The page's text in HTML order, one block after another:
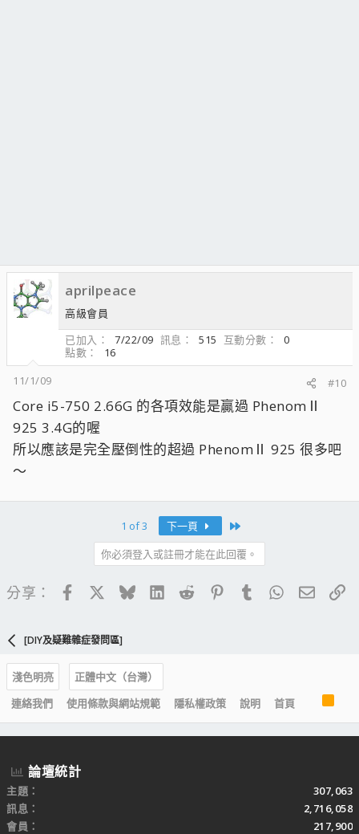
aprilpeace
高級會員
已加入
7/22/09 訊息 515 互動分數
0
點數
16
11/1/09
#10
Core i5-750 2.66G 的各項效能是贏過 PhenomⅡ
925 3.4G的喔
所以應該是完全壓倒性的超過 PhenomⅡ 925 很多吧
～
1 of 3 下一頁
你必須登入或註冊才能在此回覆。
分享： FacebookBlueskyLinkedIn
Reddit PinterestTumblrWhatsApp
電子
[DIY及疑難雜症發問區]
淺色明亮
正體中文（台灣）
連絡我們
使用條款與網站規範 隱私權政策 說明 首頁
S
論壇統計
主題
307,063
訊息
2,716,058
會員
217,900